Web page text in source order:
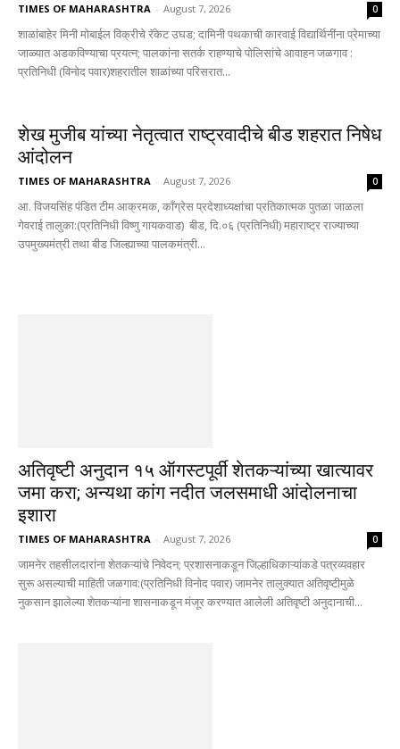
TIMES OF MAHARASHTRA - August 7, 2026 0
शाळांबाहेर मिनी मोबाईल विक्रीचे रॅकेट उघड; दामिनी पथकाची कारवाई विद्यार्थिनींना प्रेमाच्या
जाळ्यात अडकविण्याचा प्रयत्न; पालकांना सतर्क राहण्याचे पोलिसांचे आवाहन जळगाव :
प्रतिनिधी (विनोद पवार)शहरातील शाळांच्या परिसरात...
शेख मुजीब यांच्या नेतृत्वात राष्ट्रवादीचे बीड शहरात निषेध
आंदोलन
TIMES OF MAHARASHTRA - August 7, 2026 0
आ. विजयसिंह पंडित टीम आक्रमक, काँग्रेस प्रदेशाध्यक्षांचा प्रतिकात्मक पुतळा जाळला
गेवराई तालुका:(प्रतिनिधी विष्णु गायकवाड) बीड, दि.०६ (प्रतिनिधी) महाराष्ट्र राज्याच्या
उपमुख्यमंत्री तथा बीड जिल्ह्याच्या पालकमंत्री...
अतिवृष्टी अनुदान १५ ऑगस्टपूर्वी शेतकऱ्यांच्या खात्यावर
जमा करा; अन्यथा कांग नदीत जलसमाधी आंदोलनाचा
इशारा
TIMES OF MAHARASHTRA - August 7, 2026 0
जामनेर तहसीलदारांना शेतकऱ्यांचे निवेदन; प्रशासनाकडून जिल्हाधिकाऱ्यांकडे पत्रव्यवहार
सुरू असल्याची माहिती जळगाव:(प्रतिनिधी विनोद पवार) जामनेर तालुक्यात अतिवृष्टीमुळे
नुकसान झालेल्या शेतकऱ्यांना शासनाकडून मंजूर करण्यात आलेली अतिवृष्टी अनुदानाची...